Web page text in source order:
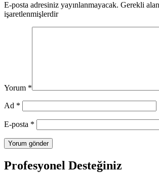
E-posta adresiniz yayınlanmayacak. Gerekli
işaretlenmişlerdir
Yorum *
Ad *
E-posta *
Profesyonel Desteğiniz